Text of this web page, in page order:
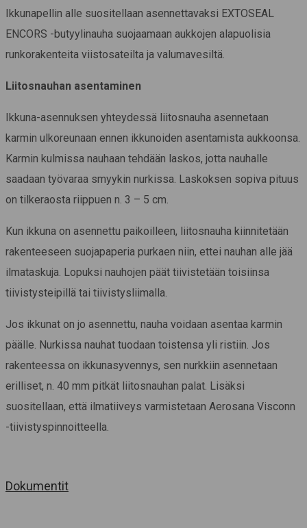
Ikkunapellin alle suositellaan asennettavaksi EXTOSEAL
ENCORS -butyylinauha suojaamaan aukkojen alapuolisia
runkorakenteita viistosateilta ja valumavesiltä.
Liitosnauhan asentaminen
Ikkuna-asennuksen yhteydessä liitosnauha asennetaan
karmin ulkoreunaan ennen ikkunoiden asentamista aukkoonsa.
Karmin kulmissa nauhaan tehdään laskos, jotta nauhalle
saadaan työvaraa smyykin nurkissa. Laskoksen sopiva pituus
on tilkeraosta riippuen n. 3 – 5 cm.
Kun ikkuna on asennettu paikoilleen, liitosnauha kiinnitetään
rakenteeseen suojapaperia purkaen niin, ettei nauhan alle jää
ilmataskuja. Lopuksi nauhojen päät tiivistetään toisiinsa
tiivistysteipillä tai tiivistysliimalla.
Jos ikkunat on jo asennettu, nauha voidaan asentaa karmin
päälle. Nurkissa nauhat tuodaan toistensa yli ristiin. Jos
rakenteessa on ikkunasyvennys, sen nurkkiin asennetaan
erilliset, n. 40 mm pitkät liitosnauhan palat. Lisäksi
suositellaan, että ilmatiiveys varmistetaan Aerosana Visconn
-tiivistyspinnoitteella.
Dokumentit